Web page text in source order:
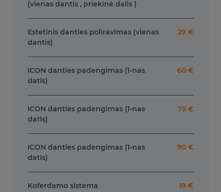
(vienas dantis , priekinė dalis )
Estetinis danties poliravimas (vienas
dantis)
29 €
ICON danties padengimas (1-nas
datis)
60 €
ICON danties padengimas (1-nas
datis)
75 €
ICON danties padengimas (1-nas
datis)
90 €
Koferdamo sistema 19 €